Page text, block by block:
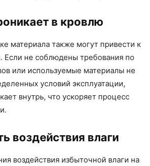
в кровлю
материала также могут привести к
Если не соблюдены требования по
или используемые материалы не
условий эксплуатации,
внутрь, что ускоряет процесс
воздействия влаги
воздействия избыточной влаги на